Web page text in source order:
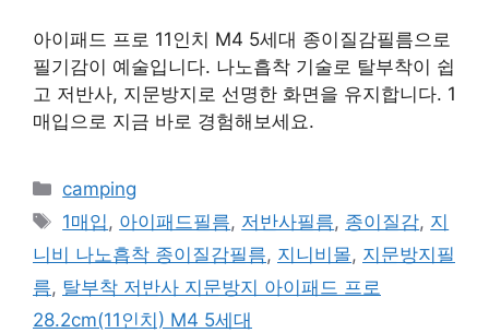
아이패드 프로 11인치 M4 5세대 종이질감필름으로
필기감이 예술입니다. 나노흡착 기술로 탈부착이 쉽
고 저반사, 지문방지로 선명한 화면을 유지합니다. 1
매입으로 지금 바로 경험해보세요.
카
테
리
camping
태
그
1매입 , 아이패드필름, 저반사필름, 종이질감, 지
니비 나노흡착 종이질감필름, 지니비몰, 지문방지필
름, 탈부착 저반사 지문방지 아이패드 프로
28.2cm(11인치) M4 5세대